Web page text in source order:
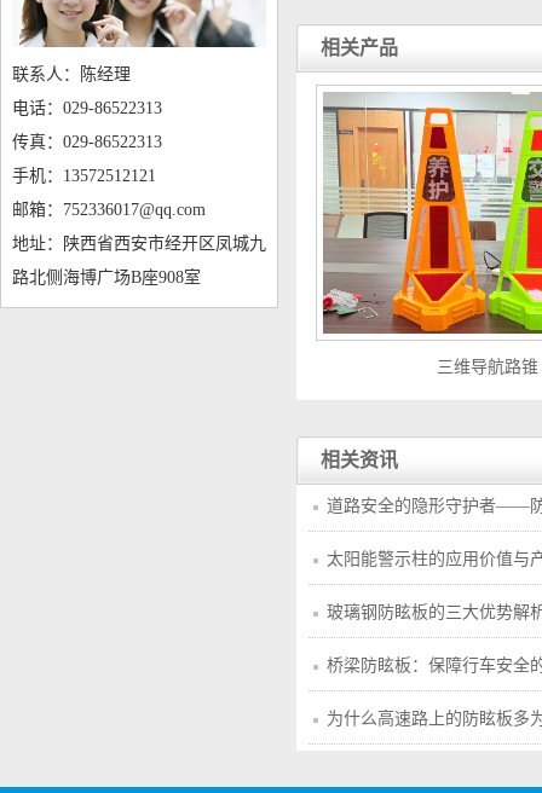
联系人：陈经理
电话：029-86522313
传真：029-86522313
手机：13572512121
邮箱：752336017@qq.com
地址：陕西省西安市经开区凤城九
路北侧海博广场B座908室
相关产品
三维导航路锥
相关资讯
道路安全的隐形守护者——
太阳能警示柱的应用价值与
玻璃钢防眩板的三大优势解
桥梁防眩板：保障行车安全
为什么高速路上的防眩板多